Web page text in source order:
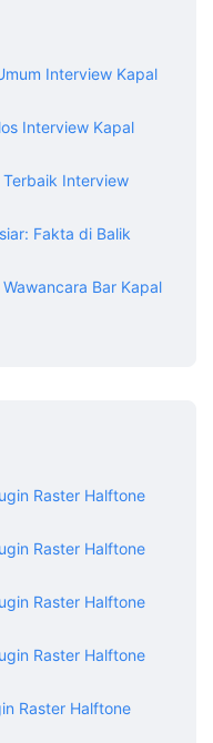
Interview Kapal
Interview Kapal
Interview
Fakta di Balik
Bar Kapal
Raster Halftone
Raster Halftone
Raster Halftone
Raster Halftone
Raster Halftone